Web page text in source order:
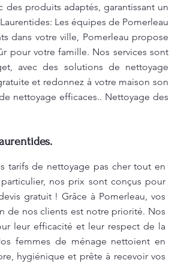
produits adaptés, garantissant un
Les équipes de Pomerleau
dans votre ville, Pomerleau propose
pour votre famille. Nos services sont
avec des solutions de nettoyage
et redonnez à votre maison son
nettoyage efficaces.. Nettoyage des
tarifs de nettoyage pas cher tout en
nos prix sont conçus pour
gratuit ! Grâce à Pomerleau, vos
de nos clients est notre priorité. Nos
leur efficacité et leur respect de la
femmes de ménage nettoient en
hygiénique et prête à recevoir vos